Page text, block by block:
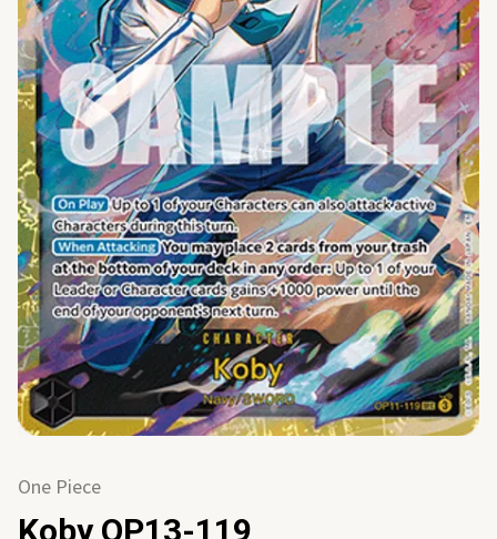
One Piece
Koby OP13-119